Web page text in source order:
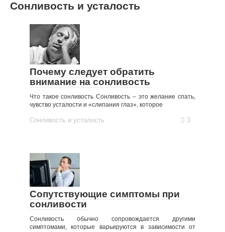
Сонливость и усталость
Почему следует обратить
внимание на сонливость
Что такое сонливость Сонливость – это желание спать,
чувство усталости и «слипания глаз», которое
Сонливость и усталость 3
Сопутствующие симптомы при
сонливости
Сонливость обычно сопровождается другими
симптомами, которые варьируются в зависимости от